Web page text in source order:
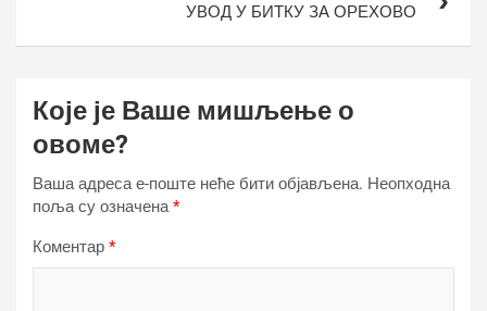
УВОД У БИТКУ ЗА ОРЕХОВО
Које је Ваше мишљење о
овоме?
Ваша адреса е-поште неће бити објављена. Неопходна
поља су означена*
Коментар *